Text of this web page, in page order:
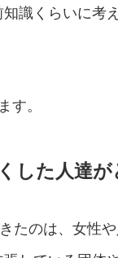
識くらいに考
す。
した人達
たのは、女性